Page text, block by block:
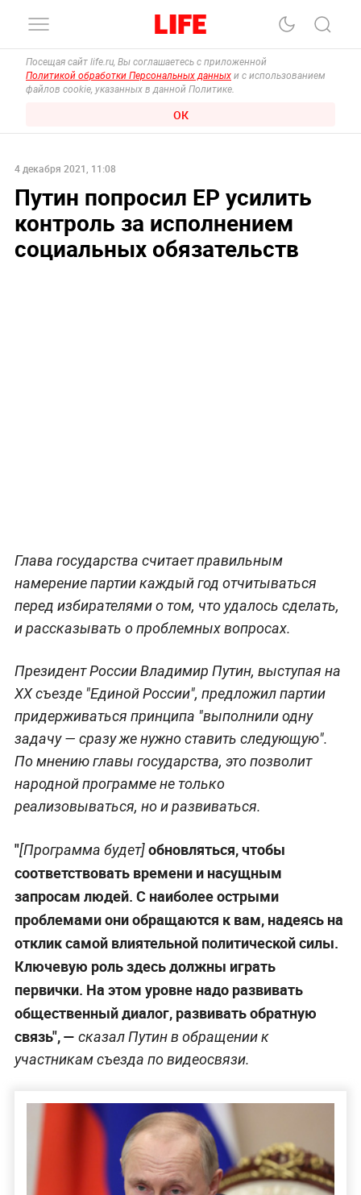
Посещая сайт life.ru, Вы соглашаетесь с приложенной
Политикой обработки Персональных данных и с использованием
файлов cookie, указанных в данной Политике.
ОК
4 декабря 2021, 11:08
Путин попросил ЕР усилить
контроль за исполнением
социальных обязательств
Глава государства считает правильным
намерение партии каждый год отчитываться
перед избирателями о том, что удалось сделать,
и рассказывать о проблемных вопросах.
Президент России Владимир Путин, выступая на
XX съезде "Единой России", предложил партии
придерживаться принципа "выполнили одну
задачу — сразу же нужно ставить следующую".
По мнению главы государства, это позволит
народной программе не только
реализовываться, но и развиваться.
"[Программа будет]обновляться, чтобы
соответствовать времени и насущным
запросам людей. С наиболее острыми
проблемами они обращаются к вам, надеясь на
отклик самой влиятельной политической силы.
Ключевую роль здесь должны играть
первички. На этом уровне надо развивать
общественный диалог, развивать обратную
связь", — сказал Путин в обращении к
участникам съезда по видеосвязи.